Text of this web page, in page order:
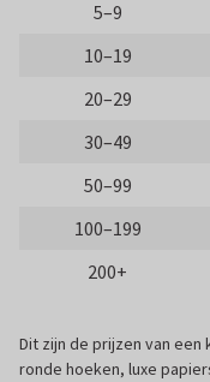
5–9
10–19
20–29
30–49
50–99
100–199
200+
Dit zijn de prijzen van
ronde hoeken, luxe